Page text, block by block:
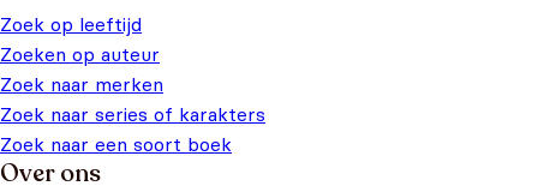
Zoek op leeftijd
Zoeken op auteur
Zoek naar merken
Zoek naar series of karakters
Zoek naar een soort boek
Over ons